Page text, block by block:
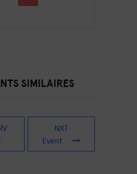
SIMILAIRES
NXT
Event